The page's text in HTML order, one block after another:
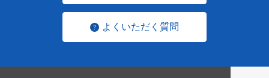
よくいただく質問